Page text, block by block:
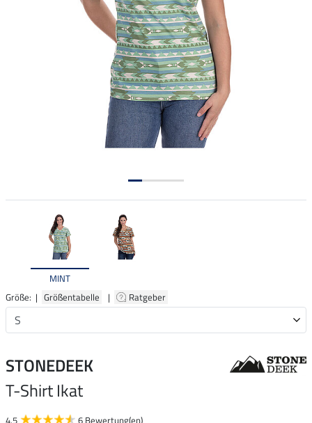
MINT
Größe: | Größentabelle | Ratgeber
STONEDEEK
T-Shirt Ikat
4.5 6 Bewertung(en)